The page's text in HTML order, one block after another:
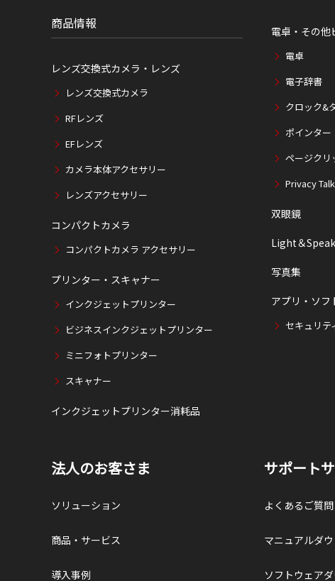
商品情報
レンズ交換式カメラ・レンズ
レンズ交換式カメラ
RFレンズ
EFレンズ
カメラ本体アクセサリー
レンズアクセサリー
コンパクトカメラ
コンパクトカメラ アクセサリー
プリンター・スキャナー
インクジェットプリンター
ビジネスインクジェットプリンター
ミニフォトプリンター
スキャナー
インクジェットプリンター消耗品
電卓・その他
電卓
電子辞書
クロック&
ポインター
ページクリ
Privacy Talk
双眼鏡
Light＆
写真集
アプリ・ソフ
セキュリテ
法人のお客さま
ソリューション
商品・サービス
導入事例
サポート
よくあるご質問
マニュアルダ
ソフトウェア